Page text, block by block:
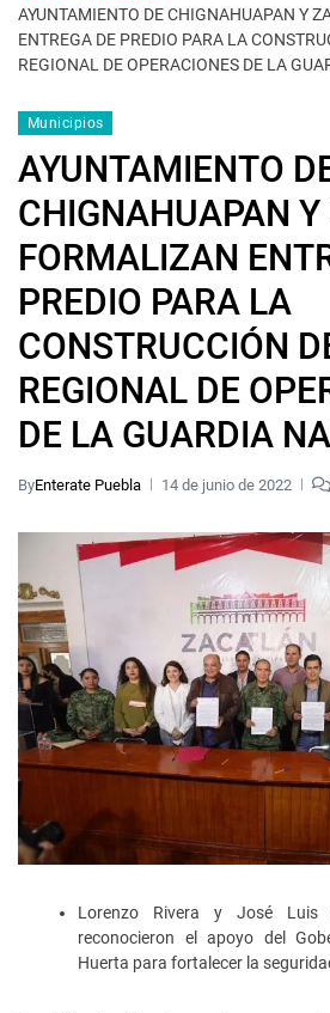
AYUNTAMIENTO DE CHIGNAHUAPAN Y
ENTREGA DE PREDIO PARA LA
REGIONAL DE OPERACIONES DE LA
Municipios
AYUNTAMIENTO
CHIGNAHUAPAN
FORMALIZAN
PREDIO PARA LA
CONSTRUCCIÓN
REGIONAL DE
DE LA GUARDIA
ByEnterate Puebla 14 de junio de 2022
Lorenzo Rivera y José Luis
reconocieron el apoyo del
Huerta para fortalecer la